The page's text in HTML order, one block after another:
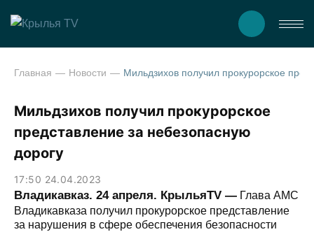
Главная Новости
Мильдзихов получил прокурорское
представление за небезопасную
дорогу
17:50 24.04.2023
Владикавказ. 24 апреля. КрыльяТV — Глава АМС
Владикавказа получил прокурорское представление
за нарушения в сфере обеспечения безопасности